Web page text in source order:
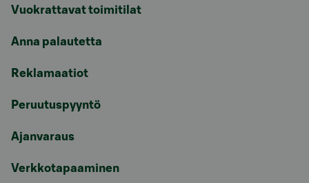
Vuokrattavat toimitilat
Anna palautetta
Reklamaatiot
Peruutuspyyntö
Ajanvaraus
Verkkotapaaminen